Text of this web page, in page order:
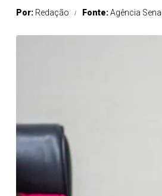
Por: Redação Fonte:Agência